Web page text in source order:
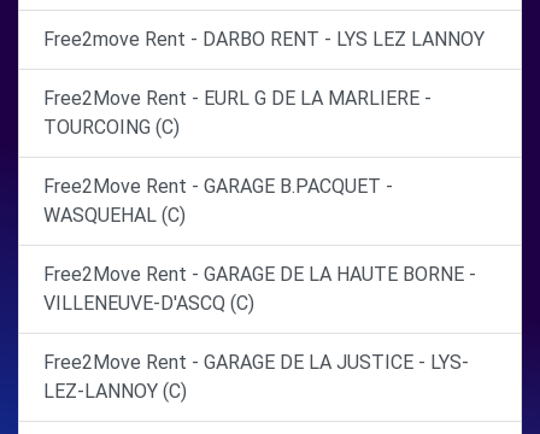
Free2move Rent - DARBO RENT - LYS LEZ LANNOY
Free2Move Rent - EURL G DE LA MARLIERE -
TOURCOING (C)
Free2Move Rent - GARAGE B.PACQUET -
WASQUEHAL (C)
Free2Move Rent - GARAGE DE LA HAUTE BORNE -
VILLENEUVE-D'ASCQ (C)
Free2Move Rent - GARAGE DE LA JUSTICE - LYS-
LEZ-LANNOY (C)